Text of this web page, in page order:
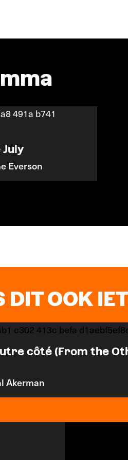
July
Everson
OOK
côté (From the
Akerman